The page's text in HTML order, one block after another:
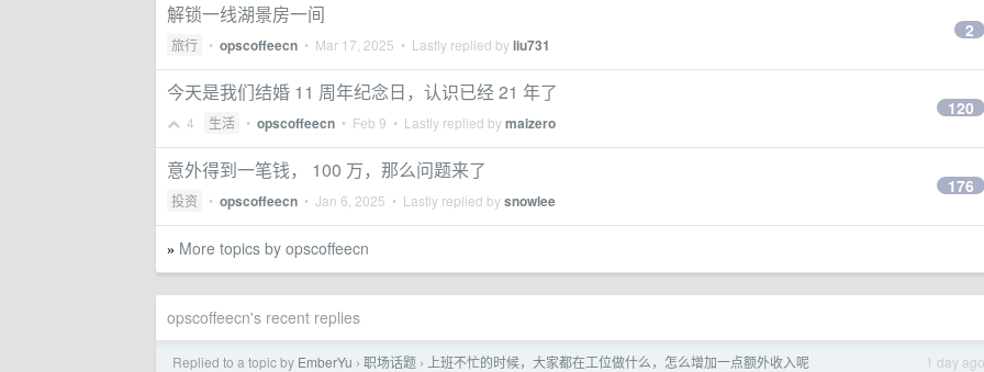
解锁一线湖景房一间
旅行 • opscoffeecn • Mar 17, 2025 • Lastly replied byliu731
2
今天是我们结婚 11 周年纪念日，认识已经 21 年了
4 生活 • opscoffeecn • Feb 9 • Lastly replied bymaizero
120
意外得到一笔钱， 100 万，那么问题来了
投资 • opscoffeecn • Jan 6, 2025 • Lastly replied bysnowlee
176
» More topics by opscoffeecn
opscoffeecn's recent replies
1 day ago
Replied to a topic by EmberYu › 职场话题 › 上班不忙的时候，大家都在工位做什么，怎么增加一点额外收入呢